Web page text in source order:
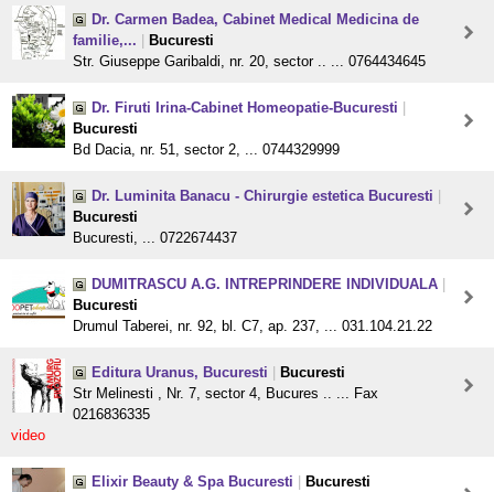
Dr. Carmen Badea, Cabinet Medical Medicina de
familie,...
Bucuresti
Str. Giuseppe Garibaldi, nr. 20, sector .. ... 0764434645
Dr. Firuti Irina-Cabinet Homeopatie-Bucuresti
Bucuresti
Bd Dacia, nr. 51, sector 2, ... 0744329999
Dr. Luminita Banacu - Chirurgie estetica Bucuresti
Bucuresti
Bucuresti, ... 0722674437
DUMITRASCU A.G. INTREPRINDERE INDIVIDUALA
Bucuresti
Drumul Taberei, nr. 92, bl. C7, ap. 237, ... 031.104.21.22
Editura Uranus, Bucuresti
Bucuresti
Str Melinesti , Nr. 7, sector 4, Bucures .. ... Fax
0216836335
video
Elixir Beauty & Spa Bucuresti
Bucuresti